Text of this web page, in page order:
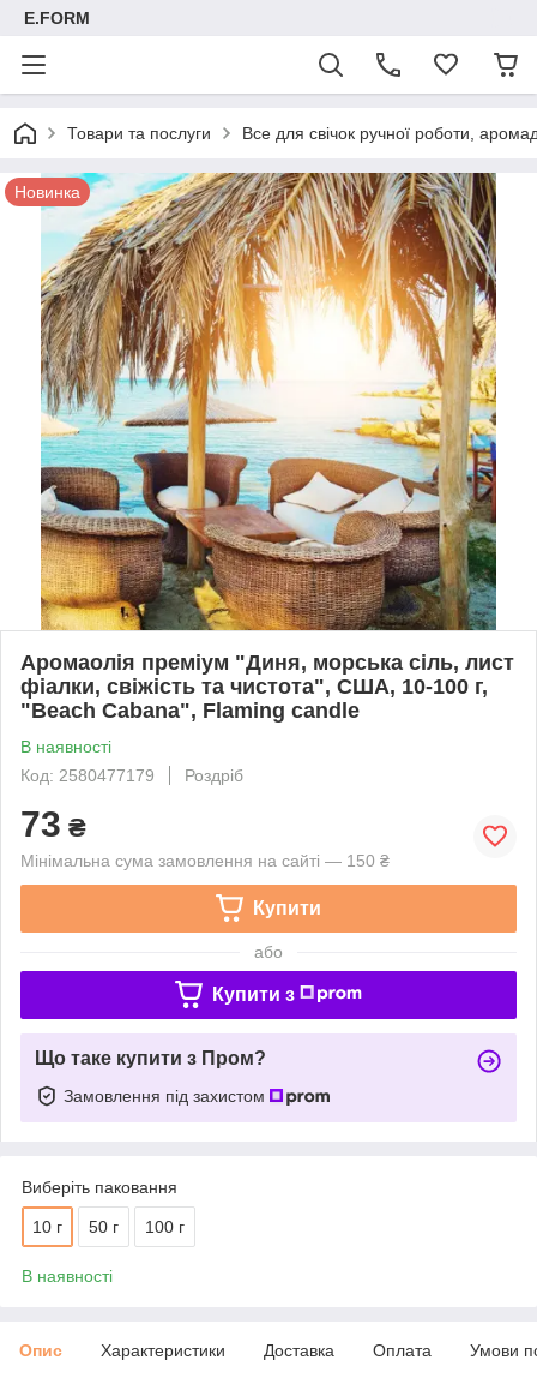
E.FORM
Товари та послуги Все для свічок ручної роботи,
Новинка
Аромаолія преміум "Диня, морська сіль, лист
фіалки, свіжість та чистота", США, 10-100 г,
"Beach Cabana", Flaming candle
В наявності
Код: 2580477179
Роздріб
73 ₴
Мінімальна сума замовлення на сайті — 150 ₴
Купити
або
Купити з
Що таке купити з Пром?
Замовлення під захистом
Виберіть паковання
10 г 50 г 100 г
В наявності
Опис Характеристики Доставка Оплата Умови